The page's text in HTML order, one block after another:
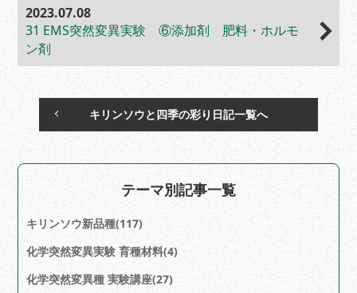
2023.07.08
31 EMS突然変異実験 ⑥添加剤 肥料・ホルモ
ン剤
キリンソウと四季の彩り日記一覧へ
テーマ別記事一覧
キリンソウ新品種(117)
化学突然変異実験 育種材料(4)
化学突然変異種 実験講座(27)